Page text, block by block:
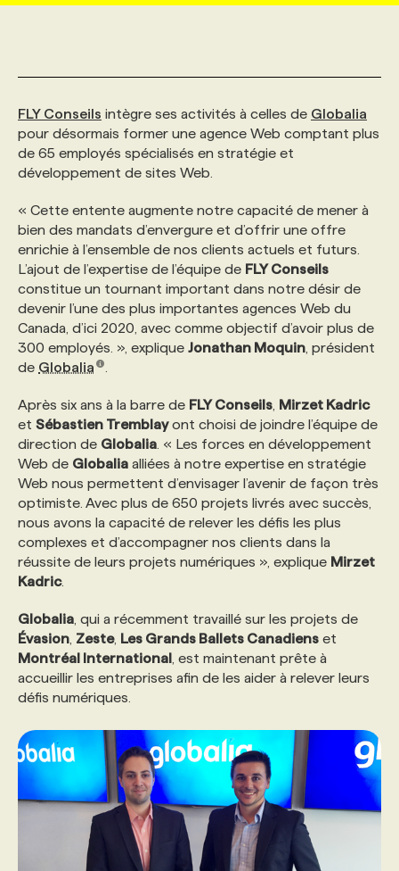
INITIATIVES NUMÉRIQUES
PRIX ET DISTINCTIONS
TENDANCES
MARKETING DURABLE
GEO/SEO
ÉVÉNEMENTIEL
NOS AUTEUR‧RICES
ANNONCEZ AVEC NOUS
PROFIL ENTREPRISE
FAQ
ANNONCEZ AVEC NOUS
PROFIL CANDIDAT
ANNONCEZ AVEC NOUS
NOS PARCOURS DE FORMATIONS
FORMATIONS PERSONNALISÉES
NOS FORMATEUR‧RICES
POURQUOI CHOISIR NOS FORMATIONS
PROGRAMMES DE SUBVENTIONS
FAQ
ANNONCEZ AVEC NOUS
CHASSE DE TÊTE
SERVICE DE CHASSE DE TÊTE
NOS TARIFS
NOS EXPERTISES
FAQ
FLY Conseils intègre ses activités à celles de Globalia
pour désormais former une agence Web comptant plus
de 65 employés spécialisés en stratégie et
développement de sites Web.
« Cette entente augmente notre capacité de mener à
bien des mandats d’envergure et d’offrir une offre
enrichie à l’ensemble de nos clients actuels et futurs.
L’ajout de l’expertise de l’équipe de FLY Conseils
constitue un tournant important dans notre désir de
devenir l’une des plus importantes agences Web du
Canada, d’ici 2020, avec comme objectif d’avoir plus de
300 employés. », explique Jonathan Moquin , président
de Globalia
Après six ans à la barre de FLY Conseils Mirzet Kadric
et Sébastien Tremblayont choisi de joindre l’équipe de
direction de Globalia . « Les forces en développement
Web de Globalia alliées à notre expertise en stratégie
Web nous permettent d’envisager l’avenir de façon très
optimiste. Avec plus de 650 projets livrés avec succès,
nous avons la capacité de relever les défis les plus
complexes et d’accompagner nos clients dans la
réussite de leurs projets numériques », explique Mirzet
Kadric.
Globalia , qui a récemment travaillé sur les projets de
Évasion Zeste, Les Grands Ballets Canadiens et
Montréal International , est maintenant prête à
accueillir les entreprises afin de les aider à relever leurs
défis numériques.